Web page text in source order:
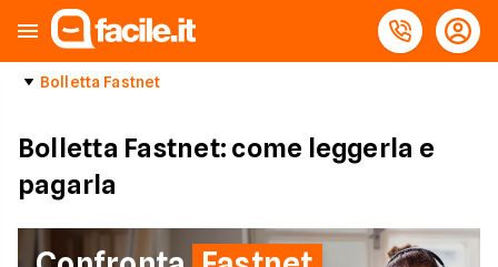
Bolletta Fastnet
Bolletta Fastnet: come leggerla e
pagarla